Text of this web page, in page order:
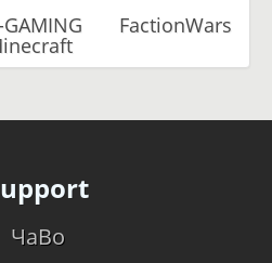
GAMING FactionWars
ЧаВо